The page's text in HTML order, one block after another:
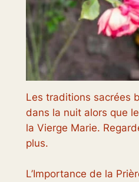
Les traditions sacrées
dans la nuit alors que
la Vierge Marie.
plus.
L’Importance de la